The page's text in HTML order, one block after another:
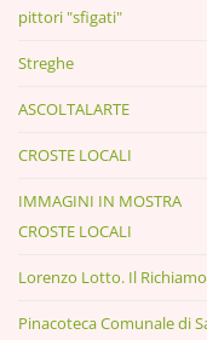
pittori "sfigati"
Streghe
ASCOLTALARTE
CROSTE LOCALI
IMMAGINI IN MOSTRA
CROSTE LOCALI
Lorenzo Lotto. Il
Pinacoteca Comunale di